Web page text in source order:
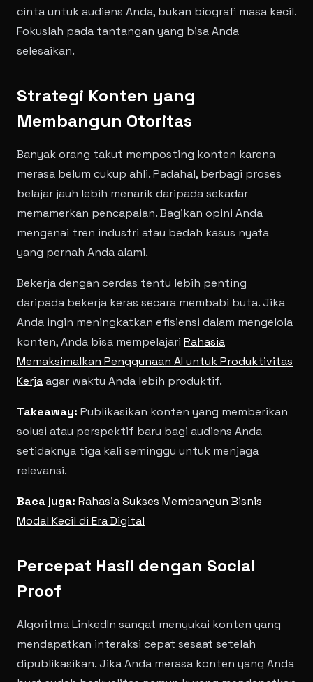
cinta untuk audiens Anda, bukan biografi masa kecil.
Fokuslah pada tantangan yang bisa Anda
selesaikan.
Strategi Konten yang
Membangun Otoritas
Banyak orang takut memposting konten karena
merasa belum cukup ahli. Padahal, berbagi proses
belajar jauh lebih menarik daripada sekadar
memamerkan pencapaian. Bagikan opini Anda
mengenai tren industri atau bedah kasus nyata
yang pernah Anda alami.
Bekerja dengan cerdas tentu lebih penting
daripada bekerja keras secara membabi buta. Jika
Anda ingin meningkatkan efisiensi dalam mengelola
konten, Anda bisa mempelajari Rahasia
Memaksimalkan Penggunaan AI untuk Produktivitas
Kerjaagar waktu Anda lebih produktif.
Takeaway: Publikasikan konten yang memberikan
solusi atau perspektif baru bagi audiens Anda
setidaknya tiga kali seminggu untuk menjaga
relevansi.
Baca juga: Rahasia Sukses Membangun Bisnis
Modal Kecil di Era Digital
Percepat Hasil dengan Social
Proof
Algoritma LinkedIn sangat menyukai konten yang
mendapatkan interaksi cepat sesaat setelah
dipublikasikan. Jika Anda merasa konten yang Anda